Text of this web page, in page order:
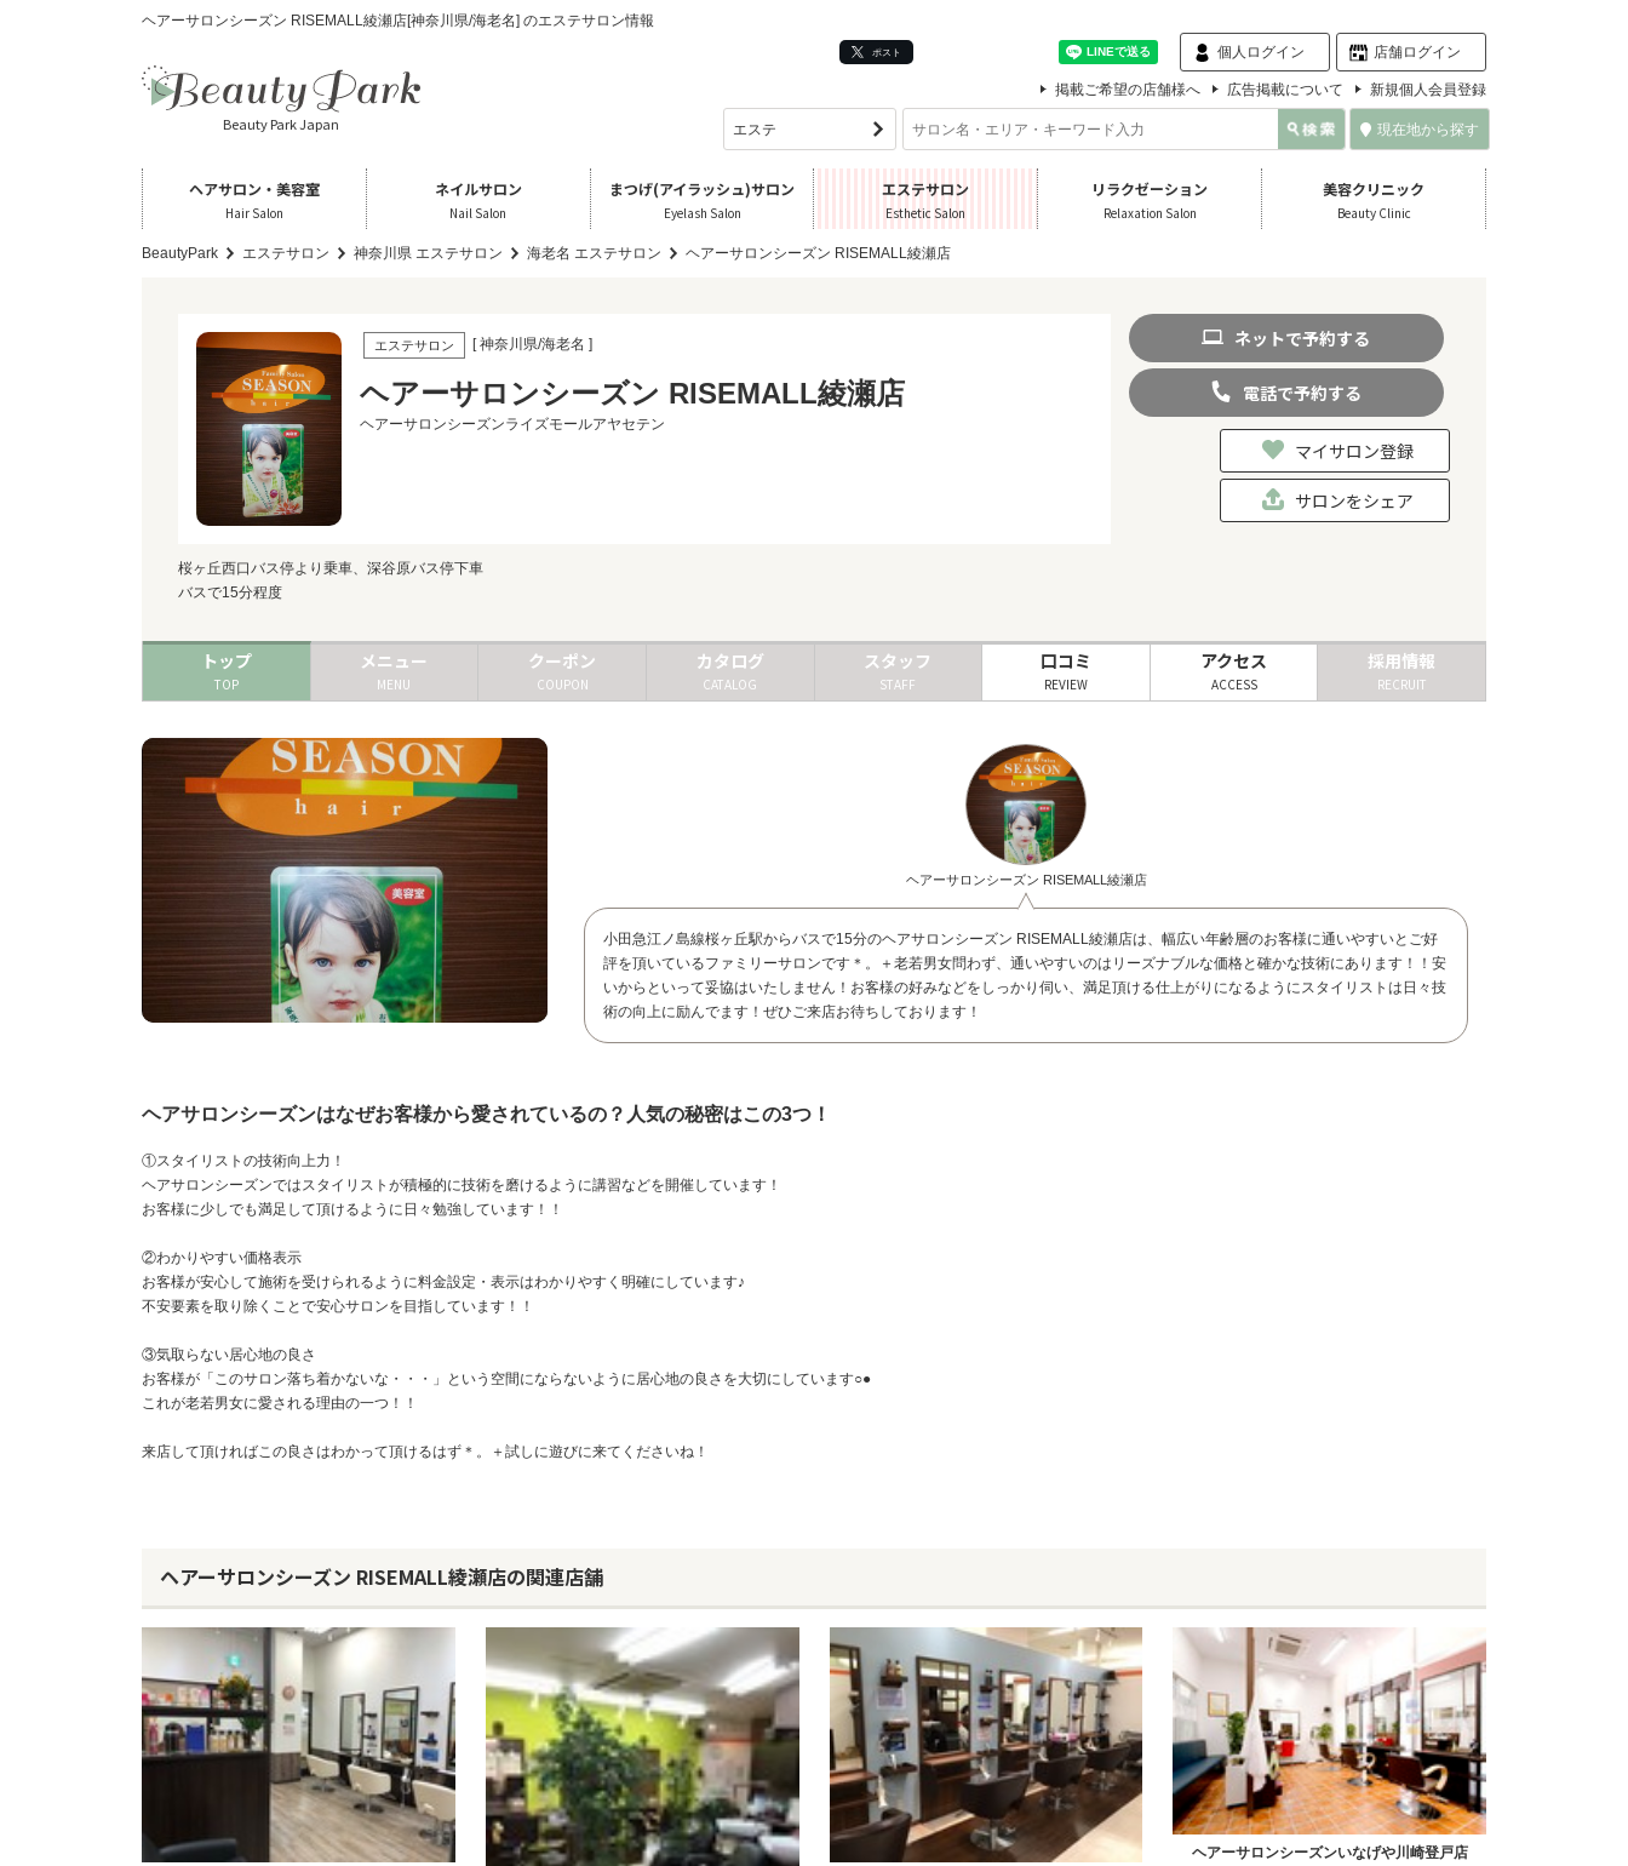
ヘアーサロンシーズン RISEMALL綾瀬店[神奈川県/海老名] のエステサロン情報
ポスト 個人ログイン 店舗ログイン
Beauty Park Japan
掲載ご希望の店舗様へ 広告掲載について 新規個人会員登録
現在地から探す
ヘアサロン・美容室
Hair Salon
ネイルサロン
Nail Salon
まつげ(アイラッシュ)サロン
Eyelash Salon
エステサロン
Esthetic Salon
リラクゼーション
Relaxation Salon
美容クリニック
Beauty Clinic
BeautyPark エステサロン 神奈川県 エステサロン 海老名 エステサロン ヘアーサロンシーズン RISEMALL綾瀬店
エステサロン [ 神奈川県/海老名 ]
ヘアーサロンシーズン RISEMALL綾瀬店
ヘアーサロンシーズンライズモールアヤセテン
桜ヶ丘西口バス停より乗車、深谷原バス停下車
バスで15分程度
ネットで予約する
電話で予約する
マイサロン登録
サロンをシェア
トップ
TOP
メニュー
MENU
クーポン
COUPON
カタログ
CATALOG
スタッフ
STAFF
口コミ
REVIEW
アクセス
ACCESS
採用情報
RECRUIT
ヘアーサロンシーズン RISEMALL綾瀬店
小田急江ノ島線桜ヶ丘駅からバスで15分のヘアサロンシーズン RISEMALL綾瀬店は、幅広い年齢層のお客様に通いやすいとご好
評を頂いているファミリーサロンです＊。＋老若男女問わず、通いやすいのはリーズナブルな価格と確かな技術にあります！！安
いからといって妥協はいたしません！お客様の好みなどをしっかり伺い、満足頂ける仕上がりになるようにスタイリストは日々技
術の向上に励んでます！ぜひご来店お待ちしております！
ヘアサロンシーズンはなぜお客様から愛されているの？人気の秘密はこの3つ！
①スタイリストの技術向上力！
ヘアサロンシーズンではスタイリストが積極的に技術を磨けるように講習などを開催しています！
お客様に少しでも満足して頂けるように日々勉強しています！！
②わかりやすい価格表示
お客様が安心して施術を受けられるように料金設定・表示はわかりやすく明確にしています♪
不安要素を取り除くことで安心サロンを目指しています！！
③気取らない居心地の良さ
お客様が「このサロン落ち着かないな・・・」という空間にならないように居心地の良さを大切にしています○●
これが老若男女に愛される理由の一つ！！
来店して頂ければこの良さはわかって頂けるはず＊。＋試しに遊びに来てくださいね！
ヘアーサロンシーズン RISEMALL綾瀬店の関連店舗
ヘアーサロンシーズンいなげや川崎登戸店